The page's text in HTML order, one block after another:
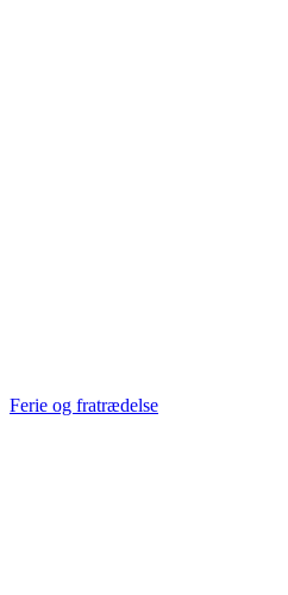
Ferie og fratrædelse